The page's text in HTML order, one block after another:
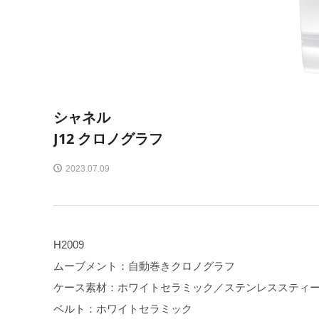
シャネル
J12 クロノグラフ
2023.07.09
H2009
ムーブメント：自動巻きクロノグラフ
ケース素材：ホワイトセラミック／ステンレススティ
ベルト：ホワイトセラミック